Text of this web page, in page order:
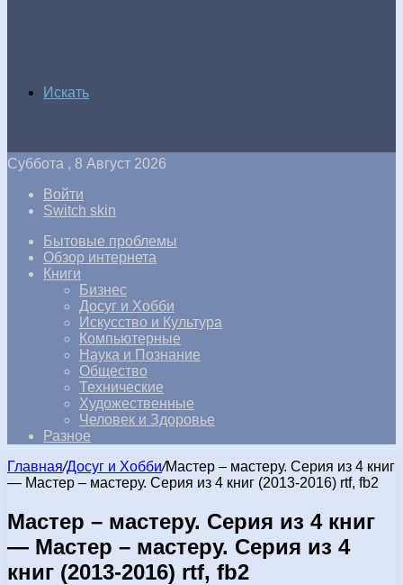
Искать
Суббота , 8 Август 2026
Войти
Switch skin
Бытовые проблемы
Обзор интернета
Книги
Бизнес
Досуг и Хобби
Искусство и Культура
Компьютерные
Наука и Познание
Общество
Технические
Художественные
Человек и Здоровье
Разное
Главная/Досуг и Хобби/Мастер – мастеру. Серия из 4 книг
— Мастер – мастеру. Серия из 4 книг (2013-2016) rtf, fb2
Мастер – мастеру. Серия из 4 книг
— Мастер – мастеру. Серия из 4
книг (2013-2016) rtf, fb2